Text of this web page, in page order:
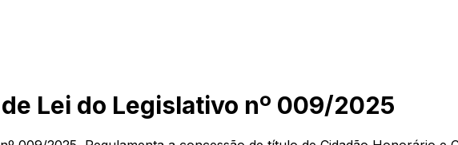
Lei do Legislativo nº 009/2025